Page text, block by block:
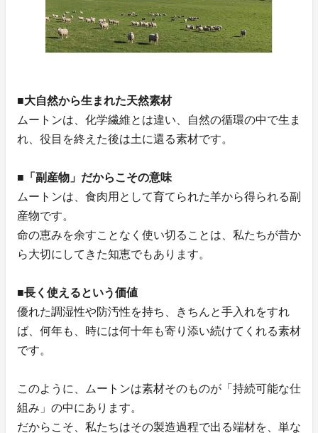
■大自然から生まれた天然素材
ムートンは、化学繊維とは違い、自然の循環の中で生ま
れ、役目を終えた後は土に還る素材です。
■「副産物」だからこその意味
ムートンは、食肉用として育てられた羊から得られる副
産物です。
命の恵みを余すことなく使い切ることは、私たちが昔か
ら大切にしてきた知恵でもあります。
■長く使えるという価値
優れた調湿性や防汚性を持ち、きちんと手入れをすれ
ば、何年も、時には何十年も寄り添い続けてくれる素材
です。
このように、ムートンは素材そのものが「持続可能な仕
組み」の中にあります。
だからこそ、私たちはその製造過程で出る端材を、単な